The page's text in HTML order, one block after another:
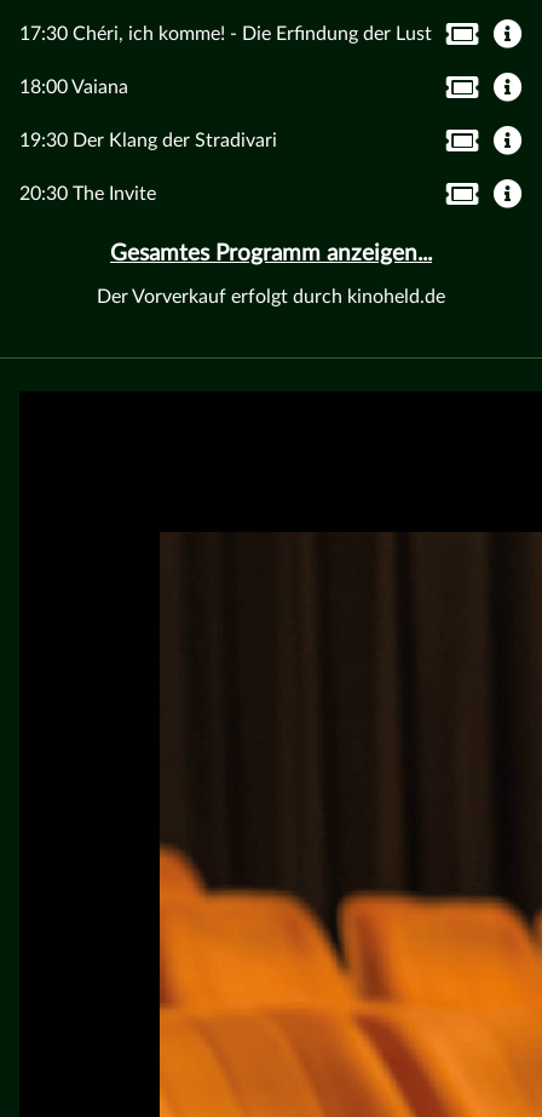
17:30 Chéri, ich komme! - Die Erfindung der Lust
18:00 Vaiana
19:30 Der Klang der Stradivari
20:30 The Invite
Gesamtes Programm anzeigen...
Der Vorverkauf erfolgt durch kinoheld.de